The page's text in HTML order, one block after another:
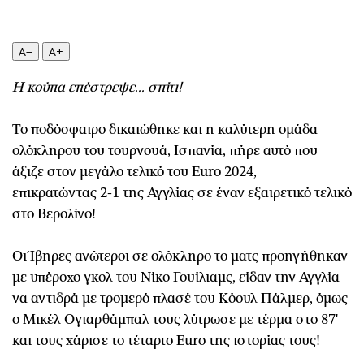
Κόσμος
Σινεμά
Θέατρο-Χορός
Μουσική
Εικαστικά
Βιβλίο
Wine routes
Podcasts
Uncut
Προσφορές
A− A+
Η κούπα επέστρεψε... σπίτι!
Το ποδόσφαιρο δικαιώθηκε και η καλύτερη ομάδα
ολόκληρου του τουρνουά, Ισπανία, πήρε αυτό που
άξιζε στον μεγάλο τελικό του Euro 2024,
επικρατώντας 2-1 της Αγγλίας σε έναν εξαιρετικό τελικό
στο Βερολίνο!
Οι Ίβηρες ανώτερoι σε ολόκληρο το ματς προηγήθηκαν
με υπέροχο γκολ του Νίκο Γουίλιαμς, είδαν την Αγγλία
να αντιδρά με τρομερό πλασέ του Κόουλ Πάλμερ, όμως
ο Μικέλ Ογιαρθάμπαλ τους λύτρωσε με τέρμα στο 87'
και τους χάρισε το τέταρτο Euro της ιστορίας τους!